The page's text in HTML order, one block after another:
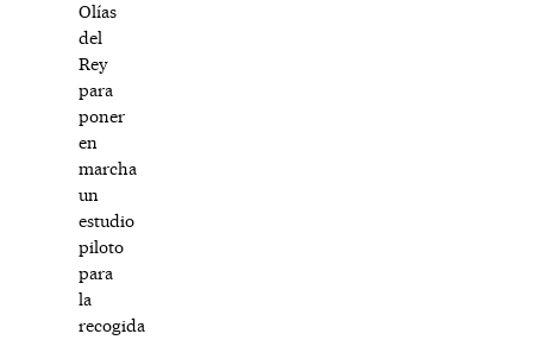
Olías
del
Rey
para
poner
en
marcha
un
estudio
piloto
para
la
recogida